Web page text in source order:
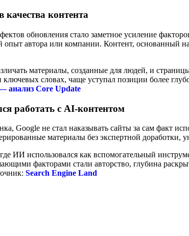
качества контента
обновления стало заметное усиление
автора или компании. Контент, основанный
материалы, созданные для людей, и
ключевых словах, чаще уступал позиции более
анализ Core Update
работать с AI-контентом
Google не стал наказывать сайты за сам факт
материалы без экспертной
ИИ использовался как вспомогательный
факторами стали авторство, глубина
Search Engine Land